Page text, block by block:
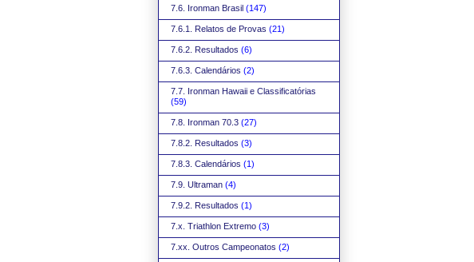
7.6. Ironman Brasil (147)
7.6.1. Relatos de Provas (21)
7.6.2. Resultados (6)
7.6.3. Calendários (2)
7.7. Ironman Hawaii e Classificatórias
(59)
7.8. Ironman 70.3 (27)
7.8.2. Resultados (3)
7.8.3. Calendários (1)
7.9. Ultraman (4)
7.9.2. Resultados (1)
7.x. Triathlon Extremo (3)
7.xx. Outros Campeonatos (2)